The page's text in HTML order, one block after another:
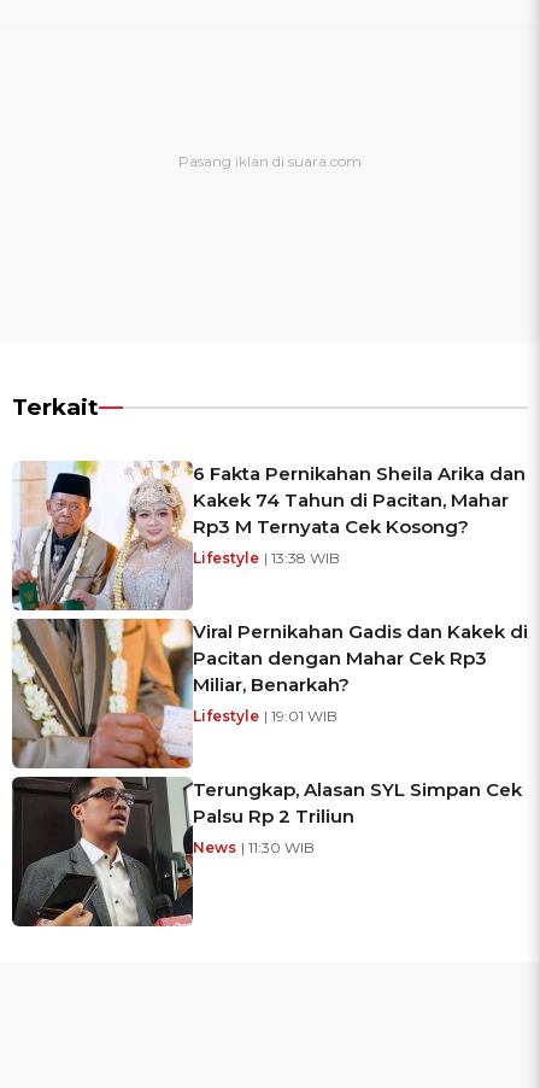
Terkait
6 Fakta Pernikahan Sheila Arika dan
Kakek 74 Tahun di Pacitan, Mahar
Rp3 M Ternyata Cek Kosong?
Lifestyle | 13:38 WIB
Viral Pernikahan Gadis dan Kakek di
Pacitan dengan Mahar Cek Rp3
Miliar, Benarkah?
Lifestyle | 19:01 WIB
Terungkap, Alasan SYL Simpan Cek
Palsu Rp 2 Triliun
News | 11:30 WIB